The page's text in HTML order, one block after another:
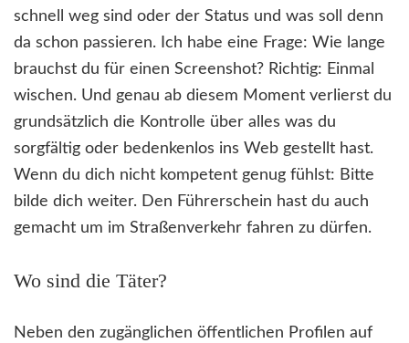
schnell weg sind oder der Status und was soll denn
da schon passieren. Ich habe eine Frage: Wie lange
brauchst du für einen Screenshot? Richtig: Einmal
wischen. Und genau ab diesem Moment verlierst du
grundsätzlich die Kontrolle über alles was du
sorgfältig oder bedenkenlos ins Web gestellt hast.
Wenn du dich nicht kompetent genug fühlst: Bitte
bilde dich weiter. Den Führerschein hast du auch
gemacht um im Straßenverkehr fahren zu dürfen.
Wo sind die Täter?
Neben den zugänglichen öffentlichen Profilen auf